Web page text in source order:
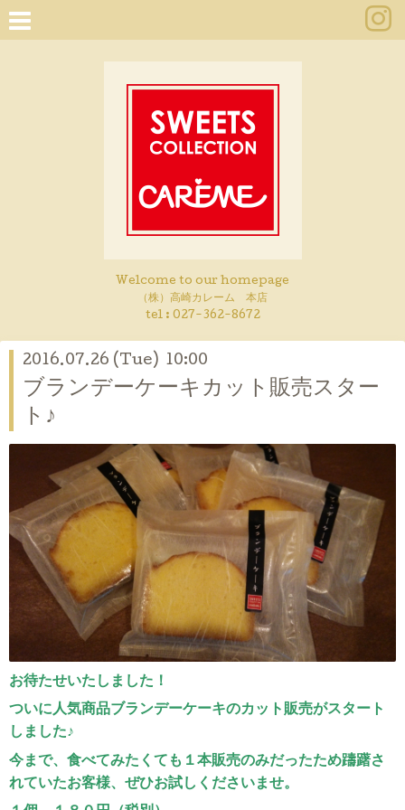
Welcome to our homepage
（株）高崎カレーム 本店
tel : 027-362-8672
2016.07.26 (Tue) 10:00
ブランデーケーキカット販売スター
ト♪
お待たせいたしました！
ついに人気商品ブランデーケーキのカット販売がスタート
しました♪
今まで、食べてみたくても１本販売のみだったため躊躇さ
れていたお客様、ぜひお試しくださいませ。